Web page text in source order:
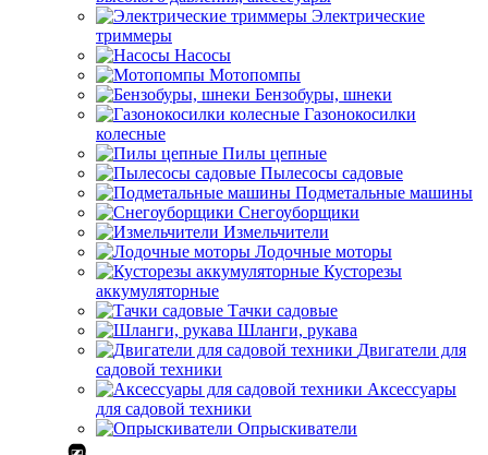
Электрические
триммеры
Насосы
Мотопомпы
Бензобуры, шнеки
Газонокосилки
колесные
Пилы цепные
Пылесосы садовые
Подметальные машины
Снегоуборщики
Измельчители
Лодочные моторы
Кусторезы
аккумуляторные
Тачки садовые
Шланги, рукава
Двигатели для
садовой техники
Аксессуары
для садовой техники
Опрыскиватели